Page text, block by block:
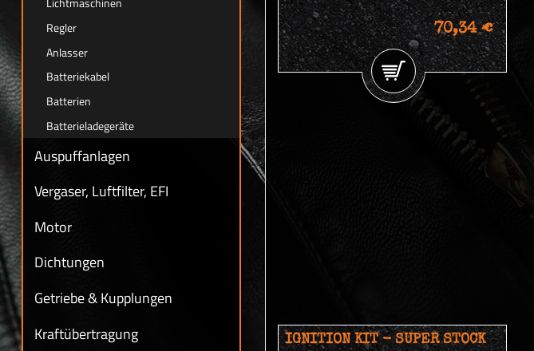
Lichtmaschinen
Regler
Anlasser
Batteriekabel
Batterien
Batterieladegeräte
Auspuffanlagen
Vergaser, Luftfilter, EFI
Motor
Dichtungen
Getriebe & Kupplungen
Kraftübertragung
70,34 €
IGNITION KIT - SUPER STOCK